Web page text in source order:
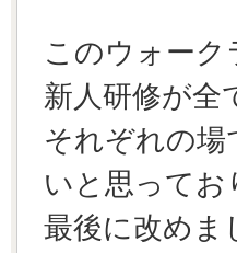
このウォーク
新人研修が全
それぞれの
いと思ってお
最後に改めま